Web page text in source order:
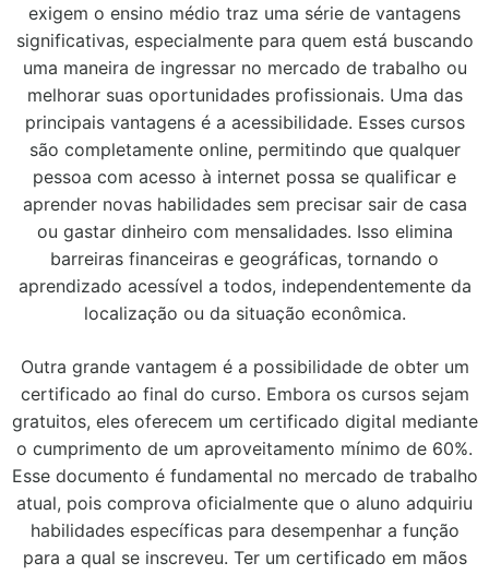
exigem o ensino médio traz uma série de vantagens
significativas, especialmente para quem está buscando
uma maneira de ingressar no mercado de trabalho ou
melhorar suas oportunidades profissionais. Uma das
principais vantagens é a acessibilidade. Esses cursos
são completamente online, permitindo que qualquer
pessoa com acesso à internet possa se qualificar e
aprender novas habilidades sem precisar sair de casa
ou gastar dinheiro com mensalidades. Isso elimina
barreiras financeiras e geográficas, tornando o
aprendizado acessível a todos, independentemente da
localização ou da situação econômica.
Outra grande vantagem é a possibilidade de obter um
certificado ao final do curso. Embora os cursos sejam
gratuitos, eles oferecem um certificado digital mediante
o cumprimento de um aproveitamento mínimo de 60%.
Esse documento é fundamental no mercado de trabalho
atual, pois comprova oficialmente que o aluno adquiriu
habilidades específicas para desempenhar a função
para a qual se inscreveu. Ter um certificado em mãos